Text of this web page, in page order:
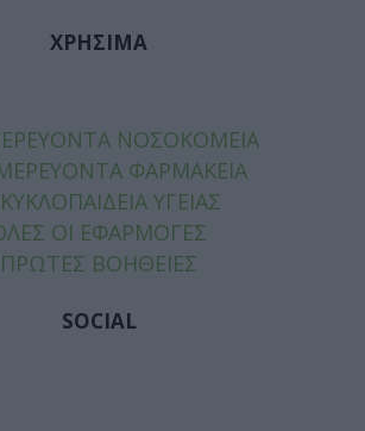
ΧΡΗΣΙΜΑ
ΝΟΣΟΚΟΜΕΙΑ
ΦΑΡΜΑΚΕΙΑ
ΥΓΕΙΑΣ
ΟΙ ΕΦΑΡΜΟΓΕΣ
ΠΡΩΤΕΣ ΒΟΗΘΕΙΕΣ
SOCIAL